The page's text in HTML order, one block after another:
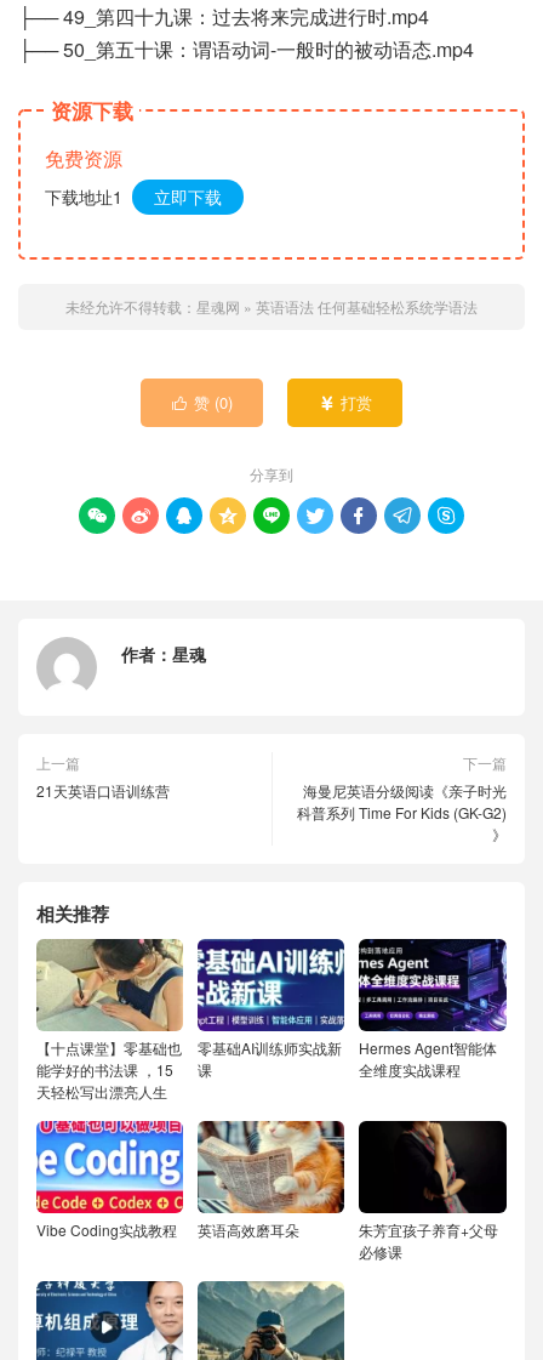
├── 49_第四十九课：过去将来完成进行时.mp4
├── 50_第五十课：谓语动词-一般时的被动语态.mp4
资源下载
免费资源
下载地址1 立即下载
未经允许不得转载： 星魂网 » 英语语法 任何基础轻松系统学语法
 赞 (0)  打赏
分享到
        
作者： 星魂
上一篇
21天英语口语训练营
下一篇
海曼尼英语分级阅读《亲子时光
科普系列 Time For Kids (GK-G2)
》
相关推荐
【十点课堂】零基础也
能学好的书法课 ，15
天轻松写出漂亮人生
零基础AI训练师实战新
课
Hermes Agent智能体
全维度实战课程
Vibe Coding实战教程 英语高效磨耳朵
朱芳宜孩子养育+父母
必修课